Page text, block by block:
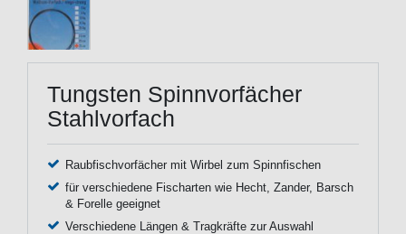
Tungsten Spinnvorfächer
Stahlvorfach
Raubfischvorfächer mit Wirbel zum Spinnfischen
für verschiedene Fischarten wie Hecht, Zander, Barsch
& Forelle geeignet
Verschiedene Längen & Tragkräfte zur Auswahl